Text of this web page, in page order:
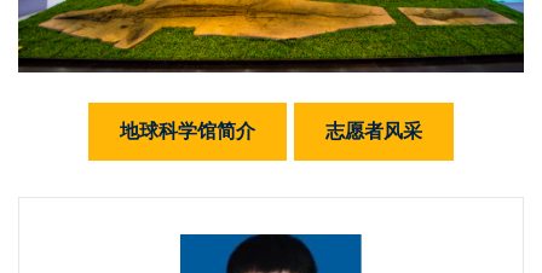
地球科学馆简介 志愿者风采